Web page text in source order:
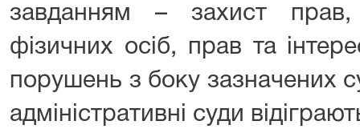
завданням – захист прав,
фізичних осіб, прав та
порушень з боку зазначених
адміністративні суди